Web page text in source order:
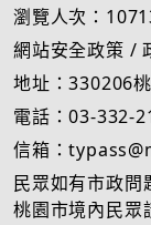
瀏覽人次：
網站安全政策 /
地址：330206
電話：03-332-
信箱：
民眾如有市政問
桃園市境內民